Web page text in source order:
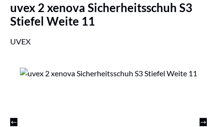
uvex 2 xenova Sicherheitsschuh S3
Stiefel Weite 11
UVEX
Bildergalerie überspringen